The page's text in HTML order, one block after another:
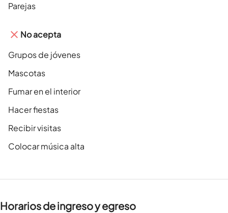
Parejas
No acepta
Grupos de jóvenes
Mascotas
Fumar en el interior
Hacer fiestas
Recibir visitas
Colocar música alta
Horarios de ingreso y egreso